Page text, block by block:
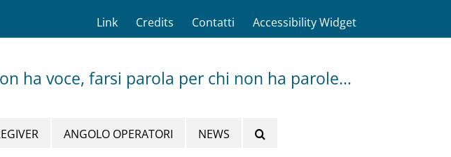
Link Credits Contatti Accessibility Widget
ha voce, farsi parola per chi non ha parole…
ANGOLO OPERATORI NEWS